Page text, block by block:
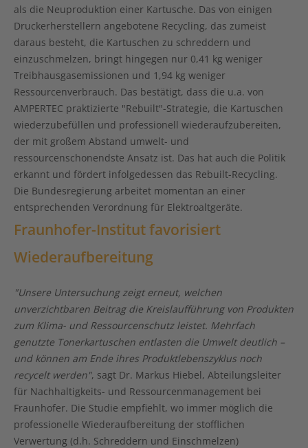
als die Neuproduktion einer Kartusche. Das von einigen
Druckerherstellern angebotene Recycling, das zumeist
daraus besteht, die Kartuschen zu schreddern und
einzuschmelzen, bringt hingegen nur 0,41 kg weniger
Treibhausgasemissionen und 1,94 kg weniger
Ressourcenverbrauch. Das bestätigt, dass die u.a. von
AMPERTEC praktizierte "Rebuilt"-Strategie, die Kartuschen
wiederzubefüllen und professionell wiederaufzubereiten,
der mit großem Abstand umwelt- und
ressourcenschonendste Ansatz ist. Das hat auch die Politik
erkannt und fördert infolgedessen das Rebuilt-Recycling.
Die Bundesregierung arbeitet momentan an einer
entsprechenden Verordnung für Elektroaltgeräte.
Fraunhofer-Institut favorisiert
Wiederaufbereitung
"Unsere Untersuchung zeigt erneut, welchen
unverzichtbaren Beitrag die Kreislaufführung von Produkten
zum Klima- und Ressourcenschutz leistet. Mehrfach
genutzte Tonerkartuschen entlasten die Umwelt deutlich –
und können am Ende ihres Produktlebenszyklus noch
recycelt werden", sagt Dr. Markus Hiebel, Abteilungsleiter
für Nachhaltigkeits- und Ressourcenmanagement bei
Fraunhofer. Die Studie empfiehlt, wo immer möglich die
professionelle Wiederaufbereitung der stofflichen
Verwertung (d.h. Schreddern und Einschmelzen)